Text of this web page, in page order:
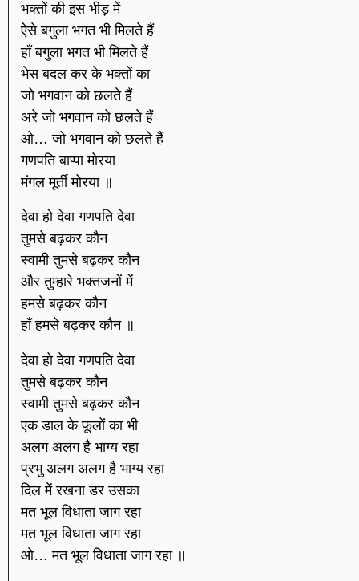
भक्तों की इस भीड़ में
ऐसे बगुला भगत भी मिलते हैं
हाँ बगुला भगत भी मिलते हैं
भेस बदल कर के भक्तों का
जो भगवान को छलते हैं
अरे जो भगवान को छलते हैं
ओ… जो भगवान को छलते हैं
गणपति बाप्पा मोरया
मंगल मूर्ती मोरया ॥
देवा हो देवा गणपति देवा
तुमसे बढ़कर कौन
स्वामी तुमसे बढ़कर कौन
और तुम्हारे भक्तजनों में
हमसे बढ़कर कौन
हाँ हमसे बढ़कर कौन ॥
देवा हो देवा गणपति देवा
तुमसे बढ़कर कौन
स्वामी तुमसे बढ़कर कौन
एक डाल के फूलों का भी
अलग अलग है भाग्य रहा
प्रभु अलग अलग है भाग्य रहा
दिल में रखना डर उसका
मत भूल विधाता जाग रहा
मत भूल विधाता जाग रहा
ओ… मत भूल विधाता जाग रहा ॥